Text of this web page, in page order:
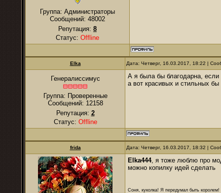
Группа: Администраторы
Сообщений: 48002
Репутация: 8
Статус: Offline
Elka Дата: Четверг, 16.03.2017, 18:22 |
Генералиссимус
Группа: Проверенные
Сообщений: 12158
Репутация: 2
Статус: Offline
А я была бы благодарна,
а вот красивых и стильных
frida Дата: Четверг, 16.03.2017, 18:32 |
Elka444, я тоже люблю про
можно копилку идей сделать
Соня, куколка! Я передумал быть